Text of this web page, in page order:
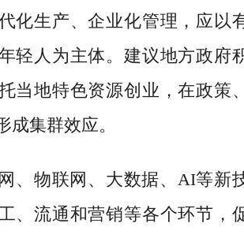
化生产、企业化管理，应以
轻人为主体。建议地方政府
当地特色资源创业，在政策
成集群效应。
、物联网、大数据、 AI等新
、流通和营销等各个环节，